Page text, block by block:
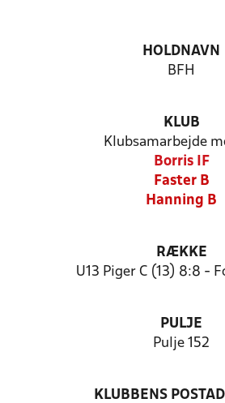
HOLDNAVN
BFH
KLUB
Klubsamarbejde
Borris IF
Faster B
Hanning B
RÆKKE
U13 Piger C (13) 8:8 -
PULJE
Pulje 152
KLUBBENS